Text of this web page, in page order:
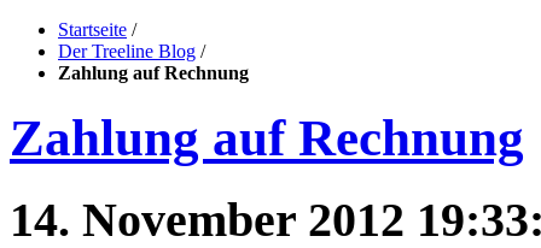
Startseite /
Der Treeline Blog /
Zahlung auf Rechnung
Zahlung auf Rechnung
14. November 2012